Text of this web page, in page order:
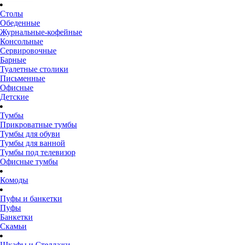
Столы
Обеденные
Журнальные-кофейные
Консольные
Сервировочные
Барные
Туалетные столики
Письменные
Офисные
Детские
Тумбы
Прикроватные тумбы
Тумбы для обуви
Тумбы для ванной
Тумбы под телевизор
Офисные тумбы
Комоды
Пуфы и банкетки
Пуфы
Банкетки
Скамьи